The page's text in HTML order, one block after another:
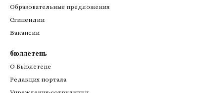
Образовательные предложения
Стипендии
Вакансии
бюллетень
О Бьюлетене
Редакция портала